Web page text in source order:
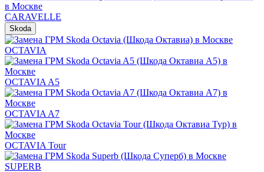
CARAVELLE
Skoda
OCTAVIA
OCTAVIA A5
OCTAVIA A7
OCTAVIA Tour
SUPERB